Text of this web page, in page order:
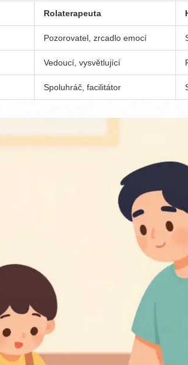
Rolaterapeuta
Pozorovatel, zrcadlo emocí
Vedoucí, vysvětlující
Spoluhráč, facilitátor